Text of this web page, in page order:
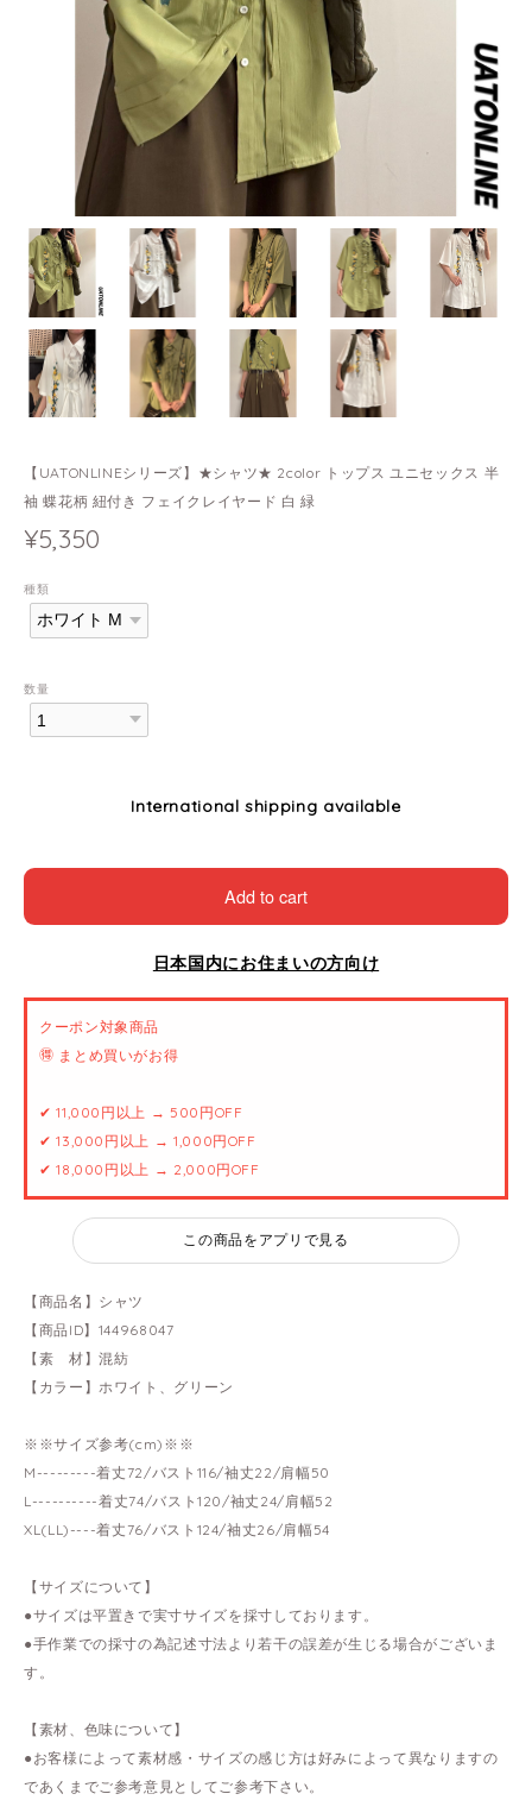
【UATONLINEシリーズ】★シャツ★ 2color トップス ユニセックス 半
袖 蝶花柄 紐付き フェイクレイヤード 白 緑
¥5,350
種類
数量
International shipping available
Add to cart
日本国内にお住まいの方向け
クーポン対象商品
🉐 まとめ買いがお得
✔ 11,000円以上 → 500円OFF
✔ 13,000円以上 → 1,000円OFF
✔ 18,000円以上 → 2,000円OFF
この商品をアプリで見る
【商品名】シャツ
【商品ID】144968047
【素 材】混紡
【カラー】ホワイト、グリーン
※※サイズ参考(cm)※※
M---------着丈72/バスト116/袖丈22/肩幅50
L----------着丈74/バスト120/袖丈24/肩幅52
XL(LL)----着丈76/バスト124/袖丈26/肩幅54
【サイズについて】
●サイズは平置きで実寸サイズを採寸しております。
●手作業での採寸の為記述寸法より若干の誤差が生じる場合がございま
す。
【素材、色味について】
●お客様によって素材感・サイズの感じ方は好みによって異なりますの
であくまでご参考意見としてご参考下さい。